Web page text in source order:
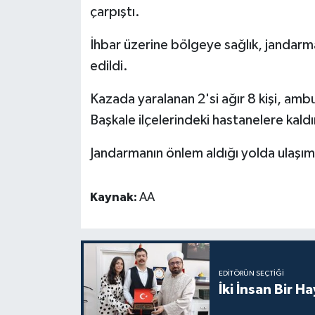
çarpıştı.
İhbar üzerine bölgeye sağlık,
edildi.
Kazada yaralanan 2'si ağır 8 kişi,
Başkale ilçelerindeki hastanelere
Jandarmanın önlem aldığı yolda
Kaynak: AA
EDITÖRÜN SEÇTIĞI
İki İnsan Bir
Bolu Müftülüğü
Burdur Müftülüğü
Çorum Müftülüğü
Denizli Müftülüğü
Makaleler
Biyografiler
Diyanet TV